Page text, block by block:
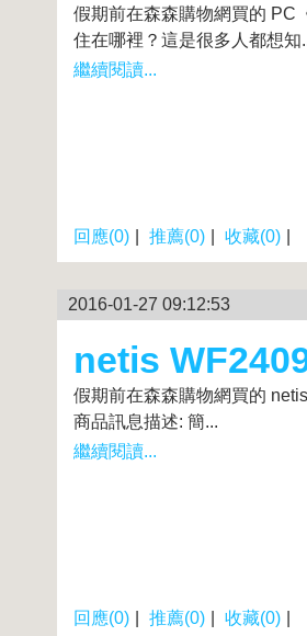
假期前在森森購物網買的 PC
住在哪裡？這是很多人都想知
繼續閱讀...
回應(0) 推薦(0) 收藏(0)
2016-01-27 09:12:53
netis
假期前在森森購物網買的
商品訊息描述: 簡...
繼續閱讀...
回應(0) 推薦(0) 收藏(0)